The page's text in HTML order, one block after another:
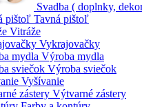
Svadba ( doplnky,
Tavná pištoľ
Vitráže
Vykrajovačky
Výroba mydla
Výroba sviečok
Vyšívanie
Výtvarné zástery